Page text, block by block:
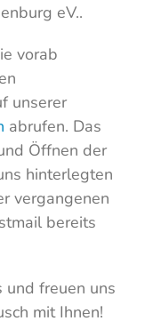
eV..
vorab
unserer
abrufen. Das
Öffnen der
hinterlegten
vergangenen
bereits
und freuen uns
mit Ihnen!